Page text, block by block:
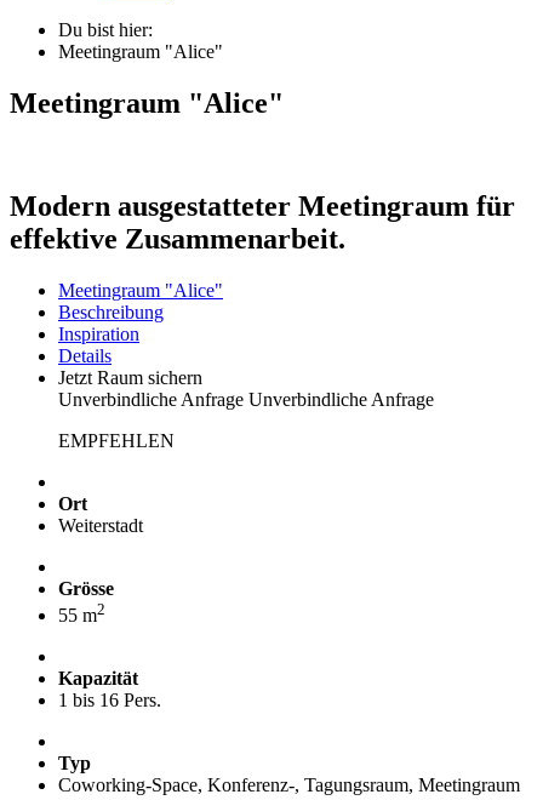
Du bist hier:
Meetingraum "Alice"
Meetingraum "Alice"
Modern ausgestatteter Meetingraum für
effektive Zusammenarbeit.
Meetingraum "Alice"
Beschreibung
Inspiration
Details
Jetzt Raum sichern
Unverbindliche Anfrage Unverbindliche Anfrage
EMPFEHLEN
Ort
Weiterstadt
Grösse
55 m2
Kapazität
1 bis 16 Pers.
Typ
Coworking-Space, Konferenz-, Tagungsraum, Meetingraum